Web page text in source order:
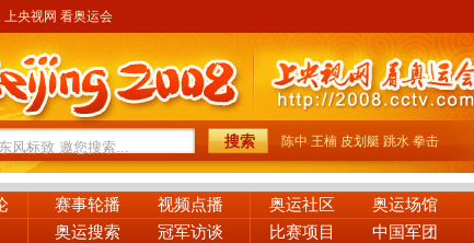
看奥运会
陈中 王楠 皮划艇 跳水 拳击
赛事轮播 视频点播 奥运社区 奥运场馆
奥运搜索 冠军访谈 比赛项目 中国军团